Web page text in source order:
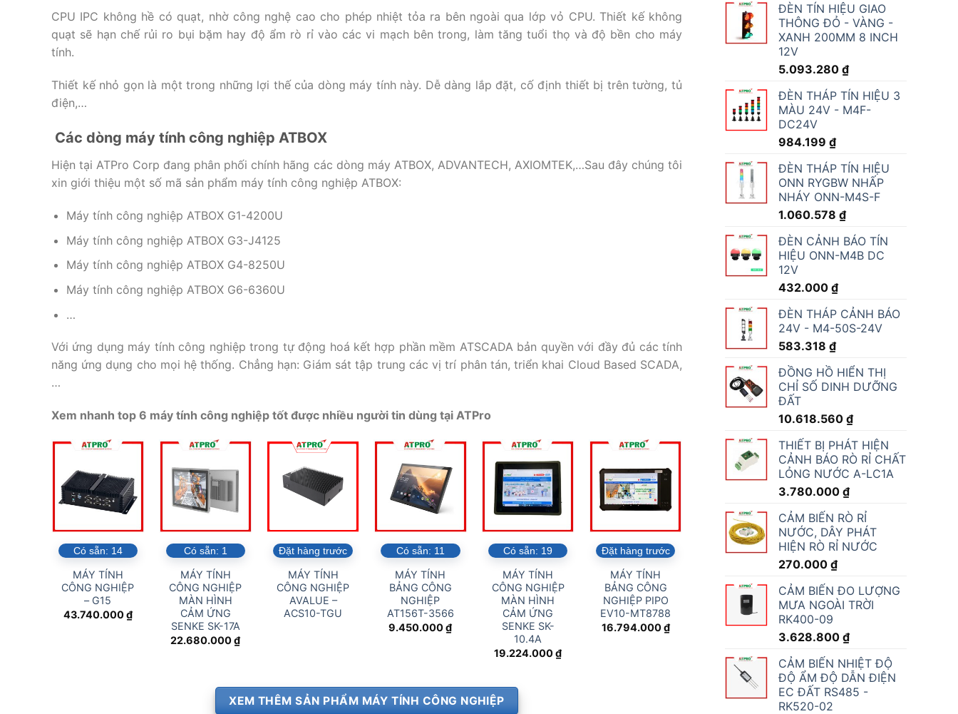
CPU IPC không hề có quạt, nhờ công nghệ cao cho phép nhiệt tỏa ra bên ngoài qua lớp vỏ CPU. Thiết kế không
quạt sẽ hạn chế rủi ro bụi bặm hay độ ẩm rò rỉ vào các vi mạch bên trong, làm tăng tuổi thọ và độ bền cho máy
tính.
Thiết kế nhỏ gọn là một trong những lợi thế của dòng máy tính này. Dễ dàng lắp đặt, cố định thiết bị trên tường, tủ
điện,…
Các dòng máy tính công nghiệp ATBOX
Hiện tại ATPro Corp đang phân phối chính hãng các dòng máy ATBOX, ADVANTECH, AXIOMTEK,…Sau đây chúng tôi
xin giới thiệu một số mã sản phẩm máy tính công nghiệp ATBOX:
Máy tính công nghiệp ATBOX G1-4200U
Máy tính công nghiệp ATBOX G3-J4125
Máy tính công nghiệp ATBOX G4-8250U
Máy tính công nghiệp ATBOX G6-6360U
…
Với ứng dụng máy tính công nghiệp trong tự động hoá kết hợp phần mềm ATSCADA bản quyền với đầy đủ các tính
năng ứng dụng cho mọi hệ thống. Chẳng hạn: Giám sát tập trung các vị trí phân tán, triển khai Cloud Based SCADA,
…
Xem nhanh top 6 máy tính công nghiệp tốt được nhiều người tin dùng tại ATPro
Có sẵn: 14
MÁY TÍNH
CÔNG NGHIỆP
– G15
43.740.000₫
Có sẵn: 1
MÁY TÍNH
CÔNG NGHIỆP
MÀN HÌNH
CẢM ỨNG
SENKE SK-17A
22.680.000₫
Đặt hàng trước
MÁY TÍNH
CÔNG NGHIỆP
AVALUE –
ACS10-TGU
Có sẵn: 11
MÁY TÍNH
BẢNG CÔNG
NGHIỆP
AT156T-3566
9.450.000₫
Có sẵn: 19
MÁY TÍNH
CÔNG NGHIỆP
MÀN HÌNH
CẢM ỨNG
SENKE SK-
10.4A
19.224.000₫
Đặt hàng trước
MÁY TÍNH
BẢNG CÔNG
NGHIỆP PIPO
EV10-MT8788
16.794.000₫
XEM THÊM SẢN PHẨM MÁY TÍNH CÔNG NGHIỆP
ĐÈN TÍN HIỆU GIAO
THÔNG ĐỎ - VÀNG -
XANH 200MM 8 INCH
12V
5.093.280 ₫
ĐÈN THÁP TÍN HIỆU 3
MÀU 24V - M4F-
DC24V
984.199 ₫
ĐÈN THÁP TÍN HIỆU
ONN RYGBW NHẤP
NHÁY ONN-M4S-F
1.060.578 ₫
ĐÈN CẢNH BÁO TÍN
HIỆU ONN-M4B DC
12V
432.000 ₫
ĐÈN THÁP CẢNH BÁO
24V - M4-50S-24V
583.318 ₫
ĐỒNG HỒ HIỂN THỊ
CHỈ SỐ DINH DƯỠNG
ĐẤT
10.618.560 ₫
THIẾT BỊ PHÁT HIỆN
CẢNH BÁO RÒ RỈ CHẤT
LỎNG NƯỚC A-LC1A
3.780.000 ₫
CẢM BIẾN RÒ RỈ
NƯỚC, DÂY PHÁT
HIỆN RÒ RỈ NƯỚC
270.000 ₫
CẢM BIẾN ĐO LƯỢNG
MƯA NGOÀI TRỜI
RK400-09
3.628.800 ₫
CẢM BIẾN NHIỆT ĐỘ
ĐỘ ẨM ĐỘ DẪN ĐIỆN
EC ĐẤT RS485 -
RK520-02